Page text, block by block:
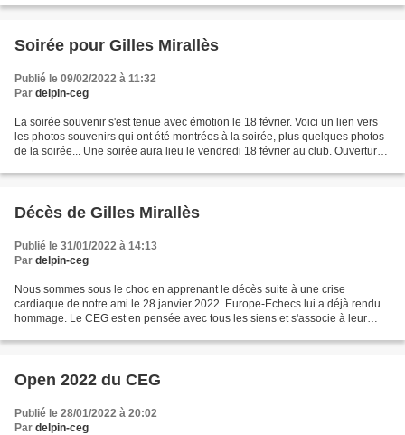
Soirée pour Gilles Mirallès
Publié le 09/02/2022 à 11:32
Par delpin-ceg
La soirée souvenir s'est tenue avec émotion le 18 février. Voici un lien vers
les photos souvenirs qui ont été montrées à la soirée, plus quelques photos
de la soirée... Une soirée aura lieu le vendredi 18 février au club. Ouverture
Décès de Gilles Mirallès
Publié le 31/01/2022 à 14:13
Par delpin-ceg
Nous sommes sous le choc en apprenant le décès suite à une crise
cardiaque de notre ami le 28 janvier 2022. Europe-Echecs lui a déjà rendu
hommage. Le CEG est en pensée avec tous les siens et s'associe à leur
Open 2022 du CEG
Publié le 28/01/2022 à 20:02
Par delpin-ceg